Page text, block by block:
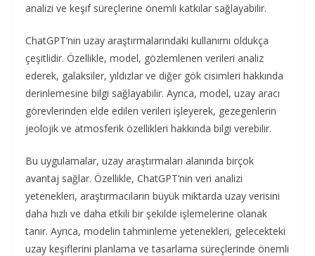
analizi ve keşif süreçlerine önemli katkılar sağlayabilir.
ChatGPT’nin uzay araştırmalarındaki kullanımı oldukça
çeşitlidir. Özellikle, model, gözlemlenen verileri analiz
ederek, galaksiler, yıldızlar ve diğer gök cisimleri hakkında
derinlemesine bilgi sağlayabilir. Ayrıca, model, uzay aracı
görevlerinden elde edilen verileri işleyerek, gezegenlerin
jeolojik ve atmosferik özellikleri hakkında bilgi verebilir.
Bu uygulamalar, uzay araştırmaları alanında birçok
avantaj sağlar. Özellikle, ChatGPT’nin veri analizi
yetenekleri, araştırmacıların büyük miktarda uzay verisini
daha hızlı ve daha etkili bir şekilde işlemelerine olanak
tanır. Ayrıca, modelin tahminleme yetenekleri, gelecekteki
uzay keşiflerini planlama ve tasarlama süreçlerinde önemli